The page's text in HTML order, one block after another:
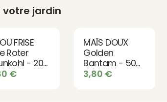
votre jardin
FRISE
Roter
- 200
bio
€
MAÏS DOUX
Golden
Bantam - 50
graines bio
3,80 €